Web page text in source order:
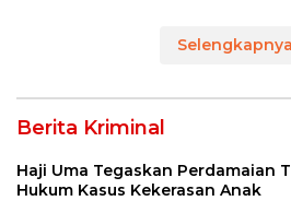
Selengkapnya
Berita Kriminal
Haji Uma Tegaskan Perdamaian
Hukum Kasus Kekerasan Anak